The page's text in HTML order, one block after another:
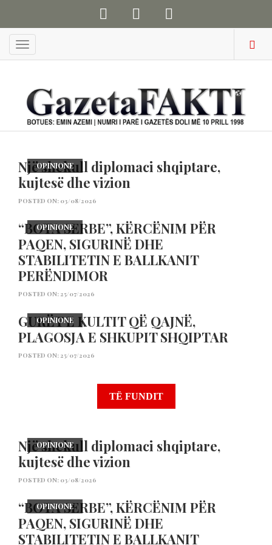
Menu
OPINIONE
Një shekull diplomaci shqiptare,
kujtesë dhe vizion
POSTED ON: 03/08/2026
OPINIONE
“BOTA SERBE”, KËRCËNIM PËR
PAQEN, SIGURINË DHE
STABILITETIN E BALLKANIT
PERËNDIMOR
POSTED ON: 25/07/2026
OPINIONE
GURËT E KULTIT QË QAJNË,
PLAGOSJA E SHKUPIT SHQIPTAR
POSTED ON: 25/07/2026
KULTURË,LAJMI KRYESOR
Shkupi bëhet me tempull të librit shqip
TË FUNDIT
OPINIONE
Një shekull diplomaci shqiptare,
kujtesë dhe vizion
POSTED ON: 03/08/2026
OPINIONE
“BOTA SERBE”, KËRCËNIM PËR
PAQEN, SIGURINË DHE
STABILITETIN E BALLKANIT